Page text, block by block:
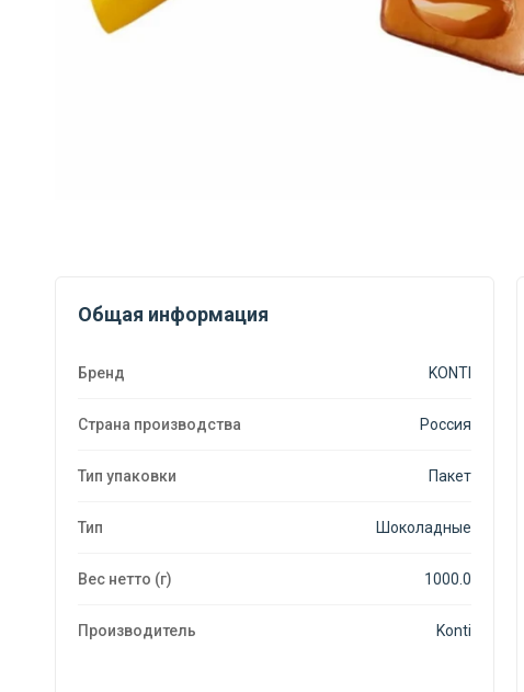
Общая информация
Бренд KONTI
Страна производства Россия
Тип упаковки Пакет
Тип Шоколадные
Вес нетто (г) 1000.0
Производитель Konti